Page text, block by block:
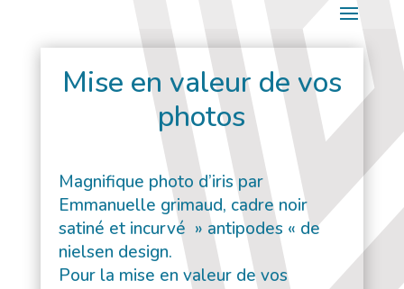
Mise en valeur de vos
photos
Magnifique photo d’iris par
Emmanuelle grimaud, cadre noir
satiné et incurvé » antipodes « de
nielsen design.
Pour la mise en valeur de vos